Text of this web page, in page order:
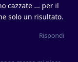
cazzate ... per il
solo un risultato.
Rispondi